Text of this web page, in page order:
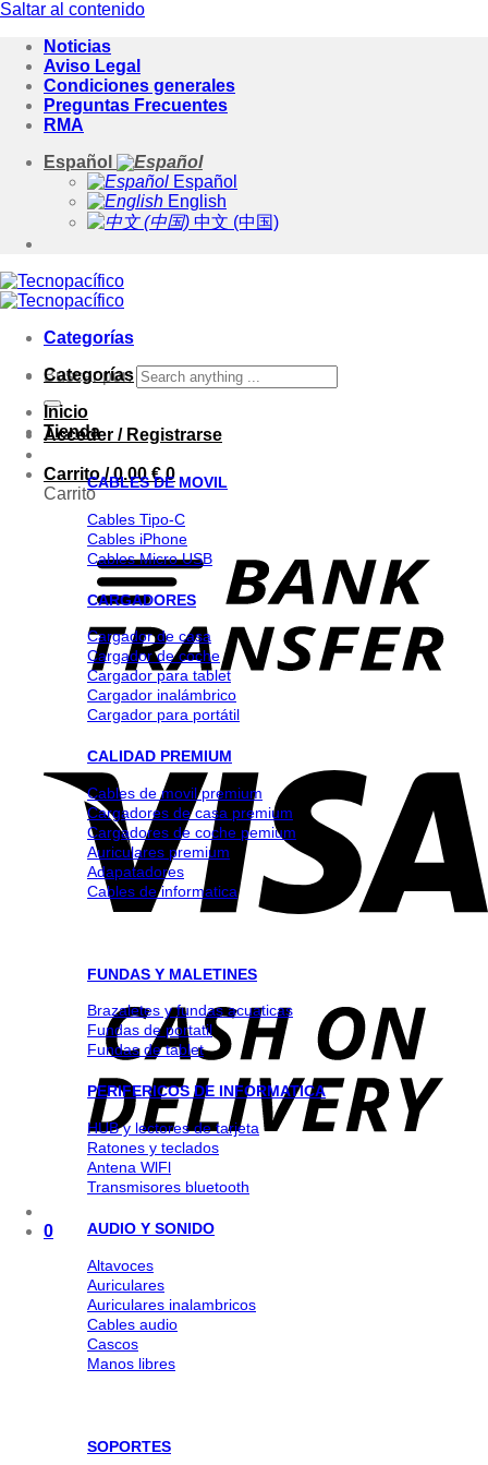
Saltar al contenido
Noticias
Aviso Legal
Condiciones generales
Preguntas Frecuentes
RMA
Español
Español
English
中文 (中国)
Categorías
Buscar por:
Acceder / Registrarse
Carrito /0.00€ 0
Carrito
0
Categorías
Inicio
Tienda
CABLES DE MOVIL
Cables Tipo-C
Cables iPhone
Cables Micro USB
CARGADORES
Cargador de casa
Cargador de coche
Cargador para tablet
Cargador inalámbrico
Cargador para portátil
CALIDAD PREMIUM
Cables de movil premium
Cargadores de casa premium
Cargadores de coche pemium
Auriculares premium
Adapatadores
Cables de informatica
FUNDAS Y MALETINES
Brazaletes y fundas acuaticas
Fundas de portatil
Fundas de tablet
PERIFERICOS DE INFORMATICA
HUB y lectores de tarjeta
Ratones y teclados
Antena WlFl
Transmisores bluetooth
AUDIO Y SONIDO
Altavoces
Auriculares
Auriculares inalambricos
Cables audio
Cascos
Manos libres
SOPORTES